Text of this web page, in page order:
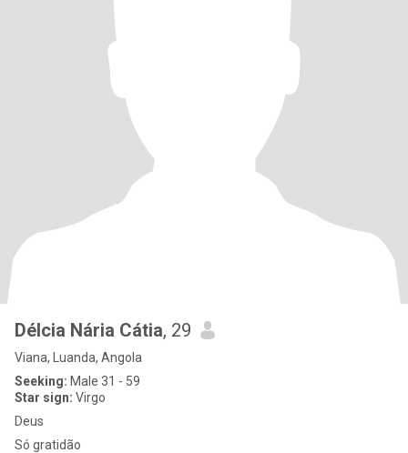
Délcia Nária Cátia, 29
Viana, Luanda, Angola
Seeking: Male 31 - 59
Star sign: Virgo
Deus
Só gratidão